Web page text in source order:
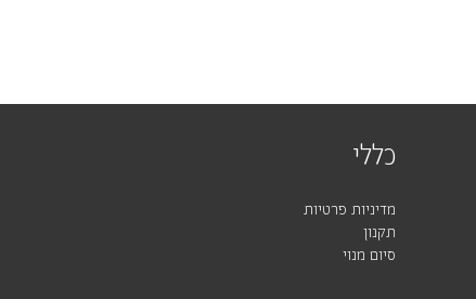
כללי
מדיניות פרטיות
תקנון
סיום מנוי